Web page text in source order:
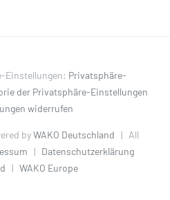
Einstellungen: Privatsphäre-
der Privatsphäre-Einstellungen
widerrufen
byWAKO Deutschland | All
| Datenschutzerklärung
| WAKO Europe